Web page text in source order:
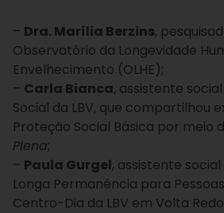
– Dra. Marília Berzins,
Observatório da Longevidade
Envelhecimento (OLHE);
– Carla Bianca, assistente
Social da LBV, que compartilhou
Proteção Social Básica por meio
Plena;
– Paula Gurgel, assistente
Longa Permanência para
Centro-Dia da LBV em Volta